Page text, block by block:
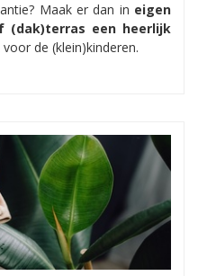
Maak er dan in eigen
(dak)terras een heerlijk
de (klein)kinderen.